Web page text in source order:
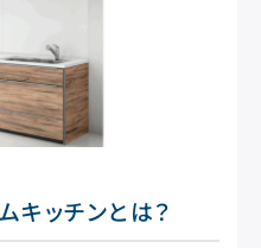
ッチンとは？